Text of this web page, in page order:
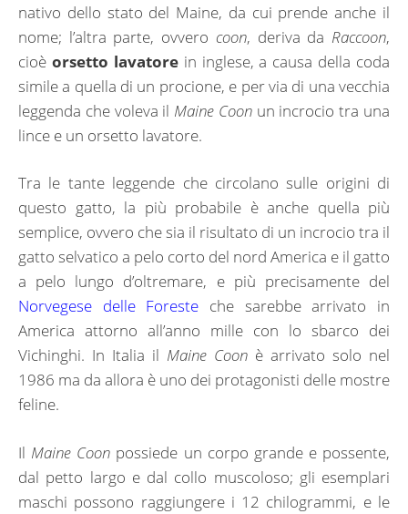
nativo dello stato del Maine, da cui prende anche il
nome; l’altra parte, ovvero coon, deriva da Raccoon,
cioè orsetto lavatorein inglese, a causa della coda
simile a quella di un procione, e per via di una vecchia
leggenda che voleva il Maine Coonun incrocio tra una
lince e un orsetto lavatore.
Tra le tante leggende che circolano sulle origini di
questo gatto, la più probabile è anche quella più
semplice, ovvero che sia il risultato di un incrocio tra il
gatto selvatico a pelo corto del nord America e il gatto
a pelo lungo d’oltremare, e più precisamente del
Norvegese delle Foreste che sarebbe arrivato in
America attorno all’anno mille con lo sbarco dei
Vichinghi. In Italia il Maine Coon è arrivato solo nel
1986 ma da allora è uno dei protagonisti delle mostre
feline.
Il Maine Coon possiede un corpo grande e possente,
dal petto largo e dal collo muscoloso; gli esemplari
maschi possono raggiungere i 12 chilogrammi, e le